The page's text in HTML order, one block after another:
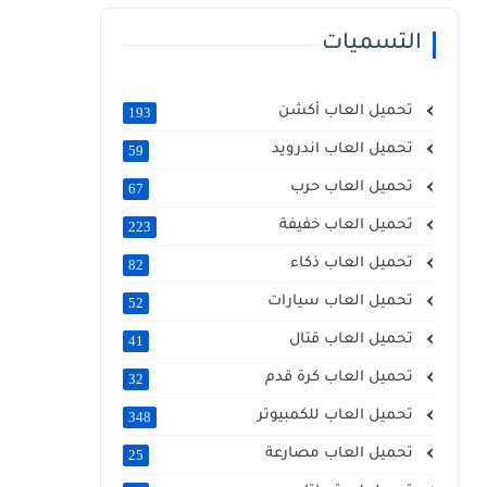
التسميات
تحميل العاب أكشن 193
تحميل العاب اندرويد 59
تحميل العاب حرب 67
تحميل العاب خفيفة 223
تحميل العاب ذكاء 82
تحميل العاب سيارات 52
تحميل العاب قتال 41
تحميل العاب كرة قدم 32
تحميل العاب للكمبيوتر 348
تحميل العاب مصارعة 25